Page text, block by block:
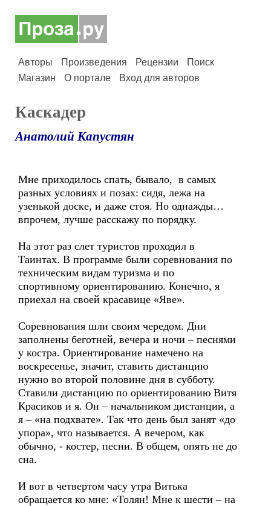
Авторы Произведения Рецензии
Поиск
Магазин
О портале Вход для авторов
Каскадер
Анатолий Капустян
Мне приходилось спать, бывало, в самых
разных условиях и позах: сидя, лежа на
узенькой доске, и даже стоя. Но однажды…
впрочем, лучше расскажу по порядку.
На этот раз слет туристов проходил в
Таинтах. В программе были соревнования по
техническим видам туризма и по
спортивному ориентированию. Конечно, я
приехал на своей красавице «Яве».
Соревнования шли своим чередом. Дни
заполнены беготней, вечера и ночи – песнями
у костра. Ориентирование намечено на
воскресенье, значит, ставить дистанцию
нужно во второй половине дня в субботу.
Ставили дистанцию по ориентированию Витя
Красиков и я. Он – начальником дистанции, а
я – «на подхвате». Так что день был занят «до
упора», что называется. А вечером, как
обычно, - костер, песни. В общем, опять не до
сна.
И вот в четвертом часу утра Витька
обращается ко мне: «Толян! Мне к шести – на